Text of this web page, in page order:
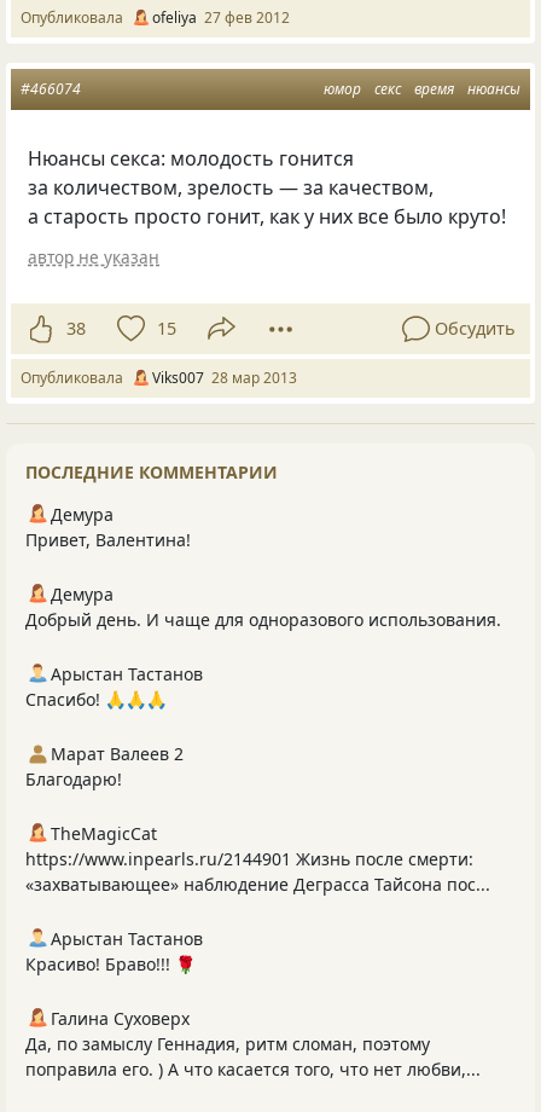
Опубликовала ofeliya 27 фев 2012
юмор секс время нюансы
#466074
Нюансы секса: молодость гонится
за количеством, зрелость — за качеством,
а старость просто гонит, как у них все было круто!
автор не указан
38 15 Обсудить
Опубликовала Viks007 28 мар 2013
ПОСЛЕДНИЕ КОММЕНТАРИИ
Демура
Привет, Валентина!
Демура
Добрый день. И чаще для одноразового использования.
Арыстан Тастанов
Спасибо! 🙏🙏🙏
Марат Валеев 2
Благодарю!
TheMagicCat
https://www.inpearls.ru/2144901 Жизнь после смерти:
«захватывающее» наблюдение Деграсса Тайсона пос...
Арыстан Тастанов
Красиво! Браво!!! 🌹
Галина Суховерх
Да, по замыслу Геннадия, ритм сломан, поэтому
поправила его. ) А что касается того, что нет любви,...